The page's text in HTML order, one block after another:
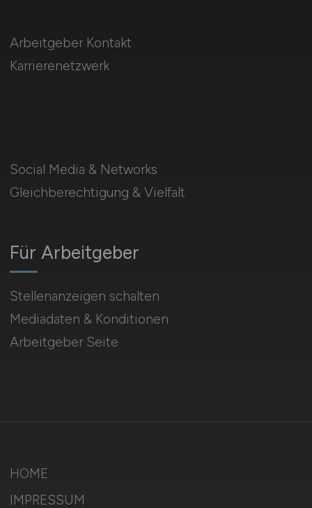
Social Media & Networks
Gleichberechtigung & Vielfalt
Für Arbeitgeber
Stellenanzeigen schalten
Mediadaten & Konditionen
Arbeitgeber Seite
Arbeitgeber Kontakt
Karrierenetzwerk
HOME
IMPRESSUM